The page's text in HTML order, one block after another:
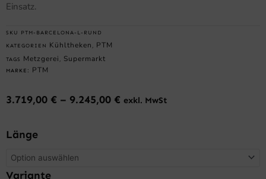
Einsatz.
SKU PTM-BARCELONA-L-RUND
KATEGORIEN Kühltheken PTM
TAGS Metzgerei Supermarkt
MARKE: PTM
3.719,00 € – 9.245,00 € exkl. MwSt
Länge
Variante
Barcelona
Fleischtheke
-